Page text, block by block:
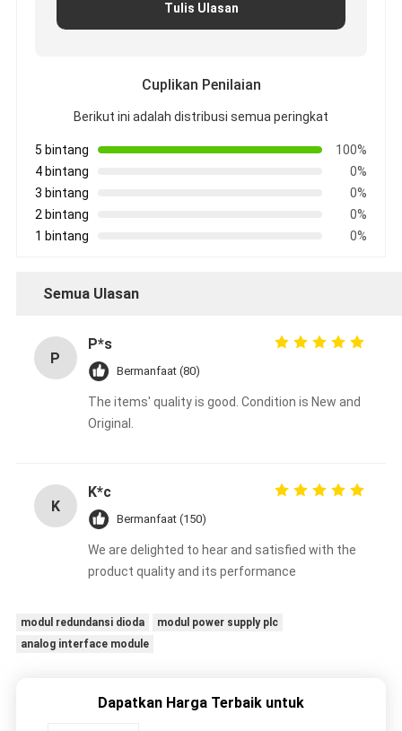
Tulis Ulasan
Cuplikan Penilaian
Berikut ini adalah distribusi semua peringkat
5 bintang
100%
4 bintang
0%
3 bintang
0%
2 bintang
0%
1 bintang
0%
Semua Ulasan
P
P*s
Bermanfaat (80)
The items' quality is good. Condition is New and
Original.
K
K*c
Bermanfaat (150)
We are delighted to hear and satisfied with the
product quality and its performance
modul redundansi dioda
modul power supply plc
analog interface module
Dapatkan Harga Terbaik untuk